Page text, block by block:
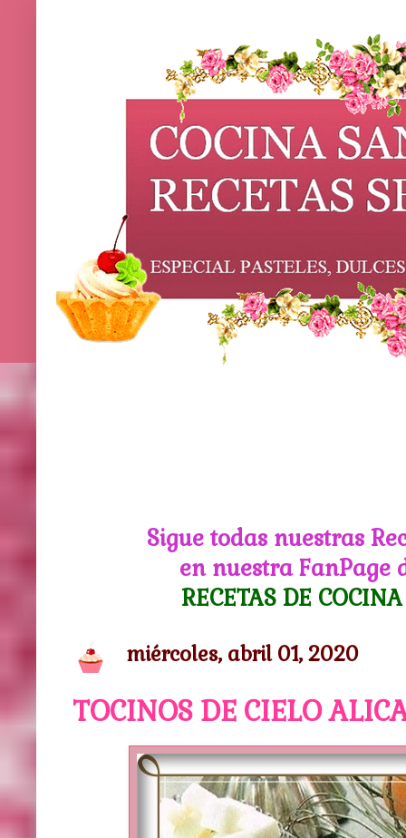
Sigue todas nuestras
en nuestra FanPage
RECETAS DE
miércoles, abril 01, 2020
TOCINOS DE CIELO